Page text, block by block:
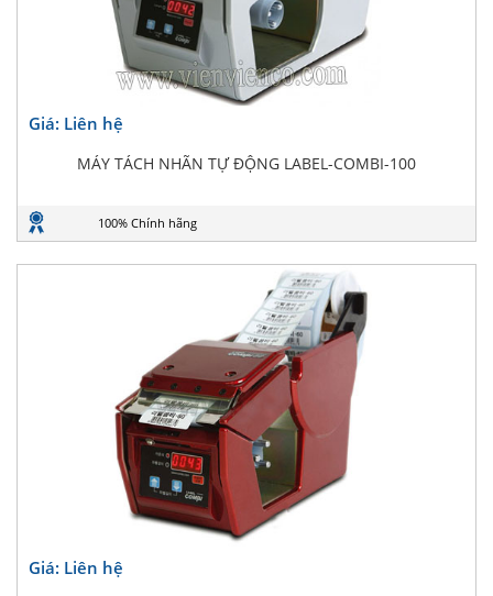
Giá: Liên hệ
MÁY TÁCH NHÃN TỰ ĐỘNG LABEL-COMBI-100
100% Chính hãng
Giá: Liên hệ